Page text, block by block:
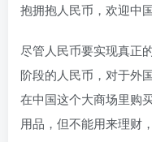
抱拥抱人民币，欢迎中
尽管人民币要实现真正
阶段的人民币，对于外
在中国这个大商场里购
用品，但不能用来理财